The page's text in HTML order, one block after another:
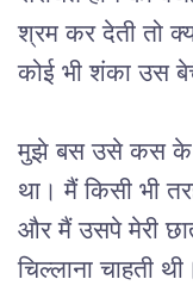
श्रम कर देती तो
कोई भी शंका उस
मुझे बस उसे कस के
था। मैं किसी भी
और मैं उसपे मेरी
चिल्लाना चाहती